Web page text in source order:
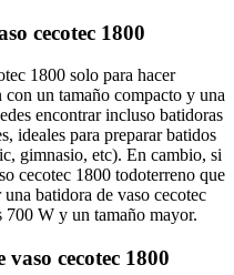
cecotec 1800
1800 solo para hacer
un tamaño compacto y una
encontrar incluso batidoras
ideales para preparar batidos
gimnasio, etc). En cambio, si
cecotec 1800 todoterreno que
batidora de vaso cecotec
700 W y un tamaño mayor.
cecotec 1800